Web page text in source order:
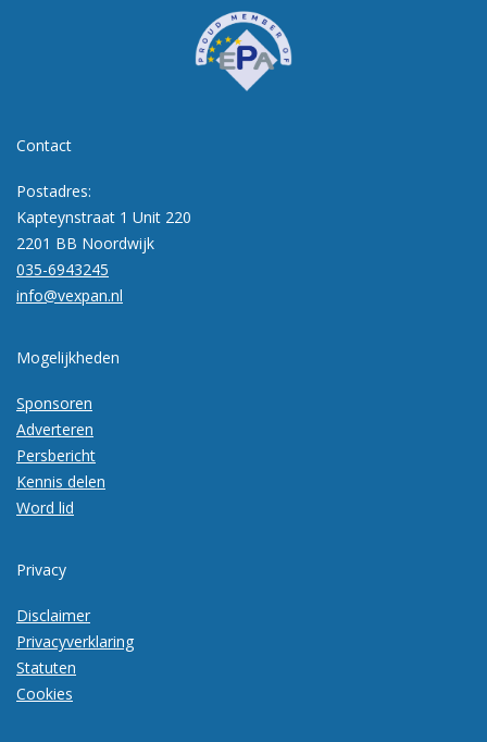
Contact
Postadres:
Kapteynstraat 1 Unit 220
2201 BB Noordwijk
035-6943245
info@vexpan.nl
Mogelijkheden
Sponsoren
Adverteren
Persbericht
Kennis delen
Word lid
Privacy
Disclaimer
Privacyverklaring
Statuten
Cookies